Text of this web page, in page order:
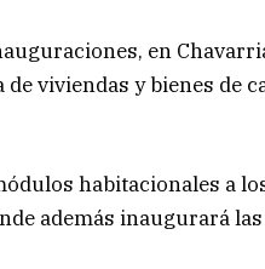
en
viviendas y bienes de
habitacionales a
además inaugurará